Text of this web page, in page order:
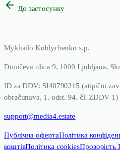
До застосунку
Mykhailo Koblychenko s.p.
Dimičeva ulica 9, 1000 Ljubljana,
ID za DDV: SI40790215 (atipični
obračunava, 1. odst. 94. čl. ZDDV-1)
support@media4.estate
Публічна офертаПолітика
коштівПолітика cookiesПрозорість